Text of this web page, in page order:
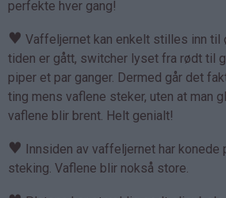
perfekte hver gang!
♥ Vaffeljernet kan enkelt stilles inn til
tiden er gått, switcher lyset fra rødt til
piper et par ganger. Dermed går det
ting mens vaflene steker, uten at man
vaflene blir brent. Helt genialt!
♥ Innsiden av vaffeljernet har konede
steking. Vaflene blir nokså store.